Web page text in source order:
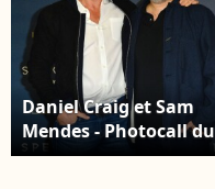
Daniel Craig et Sam
Mendes - Photocall du
film "James Bond -